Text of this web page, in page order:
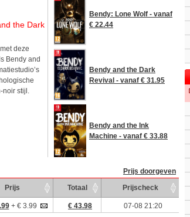
the Dark
deze
Bendy and
noir stijl.
Bendy: Lone Wolf - vanaf
€ 22.44
Bendy and the Dark
Revival - vanaf € 31.95
Bendy and the Ink
Machine - vanaf € 33.88
Prijs doorgeven
Prijs Totaal Prijscheck
+ € 3.99 € 43.98 07-08 21:20